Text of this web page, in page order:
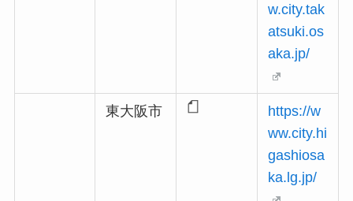
w.city.tak
atsuki.os
aka.jp/
東大阪市
https://w
ww.city.hi
gashiosa
ka.lg.jp/